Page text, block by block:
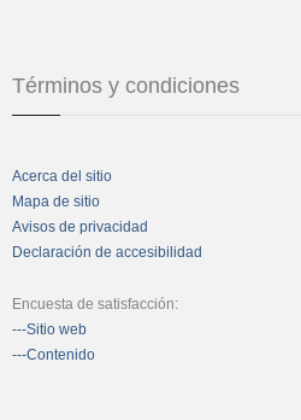
Términos y condiciones
Acerca del sitio
Mapa de sitio
Avisos de privacidad
Declaración de accesibilidad
Encuesta de satisfacción:
---Sitio web
---Contenido